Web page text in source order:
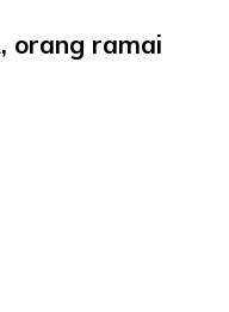
orang ramai